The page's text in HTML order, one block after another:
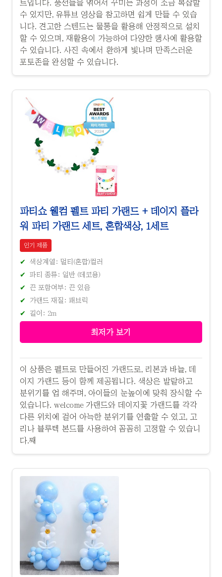
트입니다. 풍선들을 엮어서 꾸미는 과정이 조금 복잡할
수 있지만, 유튜브 영상을 참고하면 쉽게 만들 수 있습
니다. 견고한 스텐드는 물통을 활용해 안정적으로 설치
할 수 있으며, 재활용이 가능하여 다양한 행사에 활용할
수 있습니다. 사진 속에서 환하게 빛나며 만족스러운
포토존을 완성할 수 있습니다.
파티쇼 웰컴 펠트 파티 가랜드 + 데이지 플라
워 파티 가랜드 세트, 혼합색상, 1세트
인기 제품
색상계열: 멀티(혼합)컬러
파티 종류: 일반 (데코용)
끈 포함여부: 끈 있음
가랜드 재질: 패브릭
길이: 2m
최저가 보기
이 상품은 펠트로 만들어진 가랜드로, 리본과 바늘, 데
이지 가랜드 등이 함께 제공됩니다. 색상은 발랄하고
분위기를 업 해주며, 아이들의 눈높이에 맞춰 장식할 수
있습니다. welcome 가랜드와 데이지꽃 가랜드를 각각
다른 위치에 걸어 아늑한 분위기를 연출할 수 있고, 고
리나 블루텍 본드를 사용하여 꼼꼼히 고정할 수 있습니
다.째